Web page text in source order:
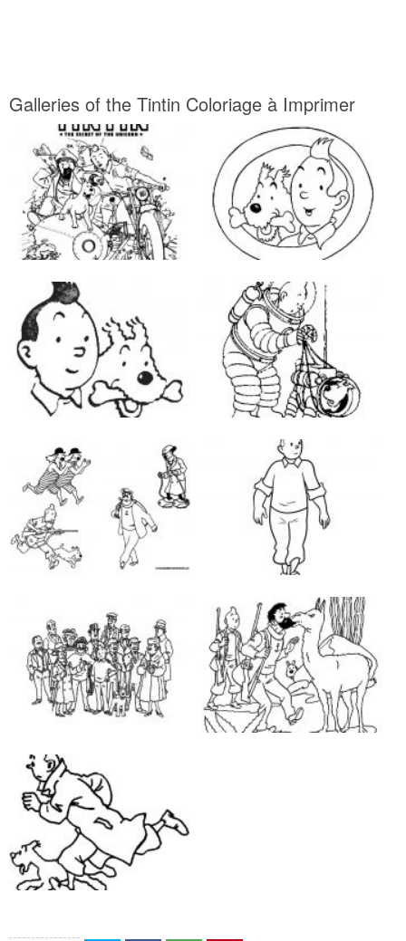
Galleries of the Tintin Coloriage à Imprimer